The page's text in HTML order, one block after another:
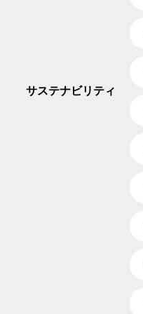
サステナビリティ